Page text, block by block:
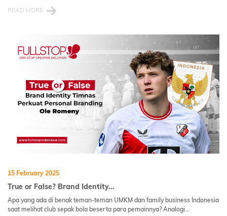
READ MORE
15 February 2025
True or False? Brand Identity...
Apa yang ada di benak teman-teman UMKM dan family business Indonesia
saat melihat club sepak bola beserta para pemainnya? Analogi...